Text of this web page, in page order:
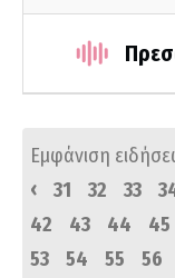
Εμφάνιση
‹
31 32 33
42
43 44 45
53
54 55 56